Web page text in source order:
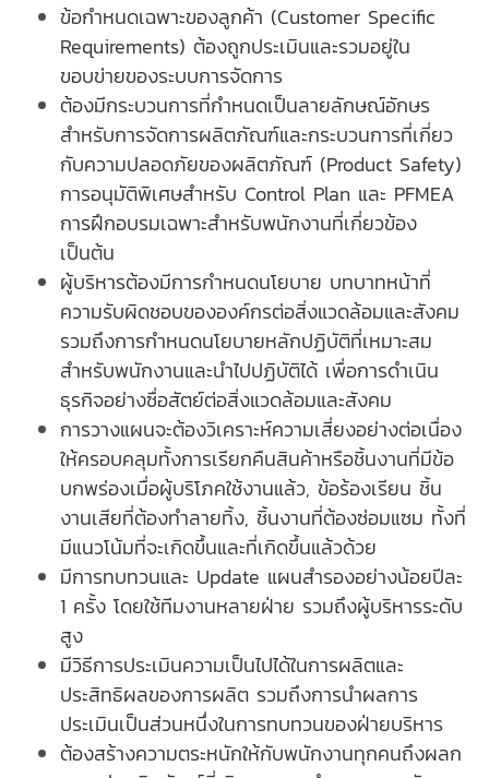
ข้อกำหนดเฉพาะของลูกค้า (Customer Specific
Requirements) ต้องถูกประเมินและรวมอยู่ใน
ขอบข่ายของระบบการจัดการ
ต้องมีกระบวนการที่กำหนดเป็นลายลักษณ์อักษร
สำหรับการจัดการผลิตภัณฑ์และกระบวนการที่เกี่ยว
กับความปลอดภัยของผลิตภัณฑ์ (Product Safety)
การอนุมัติพิเศษสำหรับ Control Plan และ PFMEA
การฝึกอบรมเฉพาะสำหรับพนักงานที่เกี่ยวข้อง
เป็นต้น
ผู้บริหารต้องมีการกำหนดนโยบาย บทบาทหน้าที่
ความรับผิดชอบขององค์กรต่อสิ่งแวดล้อมและสังคม
รวมถึงการกำหนดนโยบายหลักปฏิบัติที่เหมาะสม
สำหรับพนักงานและนำไปปฏิบัติได้ เพื่อการดำเนิน
ธุรกิจอย่างซื่อสัตย์ต่อสิ่งแวดล้อมและสังคม
การวางแผนจะต้องวิเคราะห์ความเสี่ยงอย่างต่อเนื่อง
ให้ครอบคลุมทั้งการเรียกคืนสินค้าหรือชิ้นงานที่มีข้อ
บกพร่องเมื่อผู้บริโภคใช้งานแล้ว, ข้อร้องเรียน ชิ้น
งานเสียที่ต้องทำลายทิ้ง, ชิ้นงานที่ต้องซ่อมแซม ทั้งที่
มีแนวโน้มที่จะเกิดขึ้นและที่เกิดขึ้นแล้วด้วย
มีการทบทวนและ Update แผนสำรองอย่างน้อยปีละ
1 ครั้ง โดยใช้ทีมงานหลายฝ่าย รวมถึงผู้บริหารระดับ
สูง
มีวิธีการประเมินความเป็นไปได้ในการผลิตและ
ประสิทธิผลของการผลิต รวมถึงการนำผลการ
ประเมินเป็นส่วนหนึ่งในการทบทวนของฝ่ายบริหาร
ต้องสร้างความตระหนักให้กับพนักงานทุกคนถึงผลก